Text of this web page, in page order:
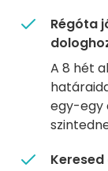
Régóta
A 8 hét
egy-egy